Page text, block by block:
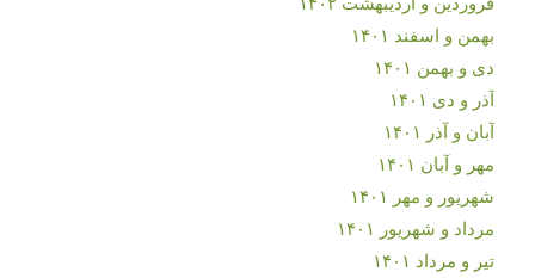
بهمن و اسفند ۱۴۰۱
دی و بهمن ۱۴۰۱
آذر و دی ۱۴۰۱
آبان و آذر ۱۴۰۱
مهر و آبان ۱۴۰۱
شهریور و مهر ۱۴۰۱
مرداد و شهریور ۱۴۰۱
تیر و مرداد ۱۴۰۱